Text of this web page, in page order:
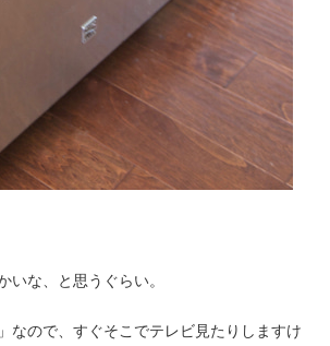
いな、と思うぐらい。
なので、すぐそこでテレビ見たりしますけ